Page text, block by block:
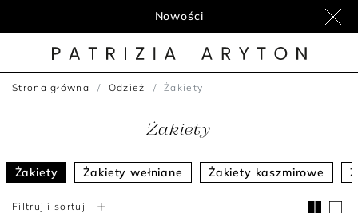
Nowości
Strona główna Odzież Żakiety
Żakiety
Żakiety Żakiety wełniane Żakiety kaszmirowe
Filtruj i sortuj